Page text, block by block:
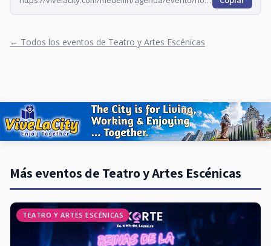
← Todos los eventos de Teatro y Artes Escénicas
Más eventos de Teatro y Artes Escénicas
TEATRO Y ARTES ESCÉNICAS